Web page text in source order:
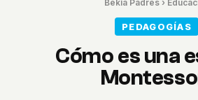
Bekia Padres›
PEDAGOGÍAS
Cómo es una